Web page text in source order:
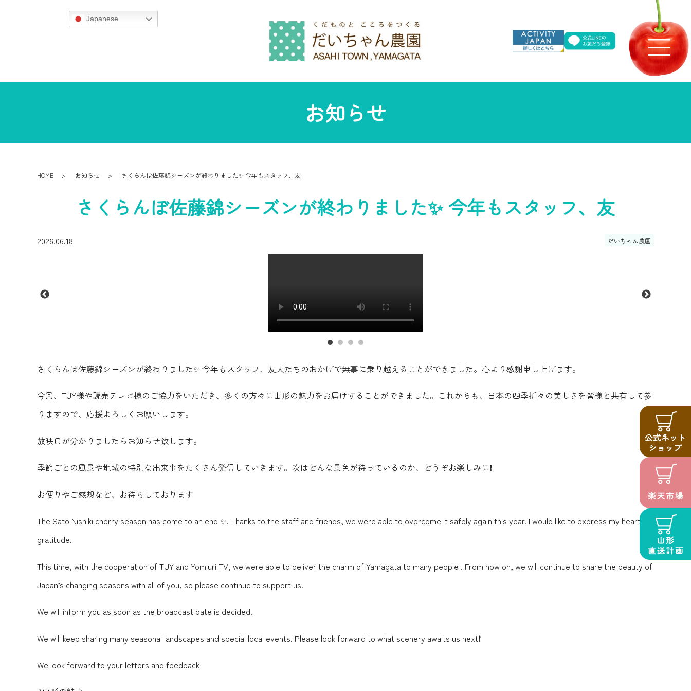
Japanese
お知らせ
HOME お知らせ さくらんぼ佐藤錦シーズンが終わりました✨ 今年もスタッフ、友
さくらんぼ佐藤錦シーズンが終わりました✨ 今年もスタッフ、友
2026.06.18 だいちゃん農園
さくらんぼ佐藤錦シーズンが終わりました✨ 今年もスタッフ、友人たちのおかげで無事に乗り越えることができました。心より感謝申し上げます。
今回、TUY様や読売テレビ様のご協力をいただき、多くの方々に山形の魅力をお届けすることができました。これからも、日本の四季折々の美しさを皆様と共有して参
りますので、応援よろしくお願いします。
放映日が分かりましたらお知らせ致します。
季節ごとの風景や地域の特別な出来事をたくさん発信していきます。次はどんな景色が待っているのか、どうぞお楽しみに❗️
お便りやご感想など、お待ちしております
The Sato Nishiki cherry season has come to an end ✨. Thanks to the staff and friends, we were able to overcome it safely again this year. I would like to express my heartfelt
gratitude.
This time, with the cooperation of TUY and Yomiuri TV, we were able to deliver the charm of Yamagata to many people . From now on, we will continue to share the beauty of
Japan’s changing seasons with all of you, so please continue to support us.
We will inform you as soon as the broadcast date is decided.
We will keep sharing many seasonal landscapes and special local events. Please look forward to what scenery awaits us next❗️
We look forward to your letters and feedback